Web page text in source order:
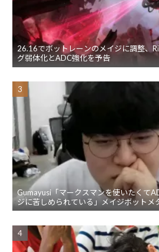
26.16でボットレーンのメイジに調整、
グ弱体化とADC強化を予告
Gumayusi「マークスマンを使いたくて
ジに苦しめられている」メイジボットメ